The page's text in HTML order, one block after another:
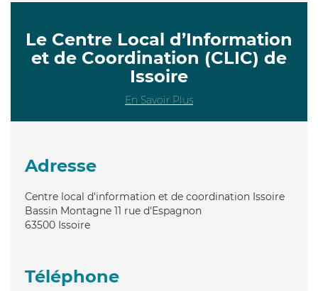
Le Centre Local d’Information
et de Coordination (CLIC) de
Issoire
En Savoir Plus
Adresse
Centre local d'information et de coordination Issoire
Bassin Montagne 11 rue d'Espagnon
63500 Issoire
Téléphone